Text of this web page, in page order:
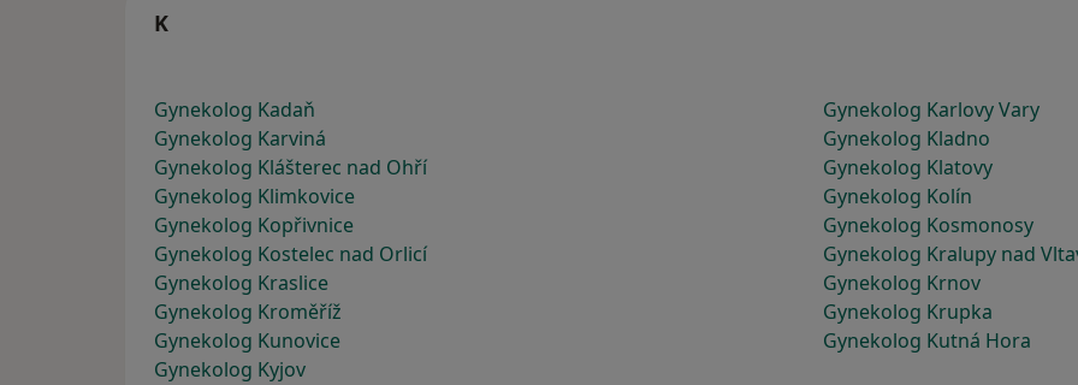
K
Gynekolog Kadaň
Gynekolog Karlovy Vary
Gynekolog Karviná
Gynekolog Kladno
Gynekolog Klášterec nad Ohří
Gynekolog Klatovy
Gynekolog Klimkovice
Gynekolog Kolín
Gynekolog Kopřivnice
Gynekolog Kosmonosy
Gynekolog Kostelec nad Orlicí
Gynekolog Kralupy nad
Gynekolog Kraslice
Gynekolog Krnov
Gynekolog Kroměříž
Gynekolog Krupka
Gynekolog Kunovice
Gynekolog Kutná Hora
Gynekolog Kyjov